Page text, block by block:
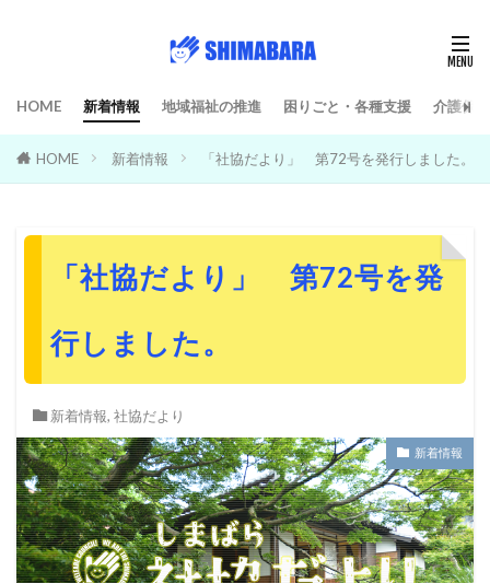
HOME 新着情報 地域福祉の推進 困りごと・各種支援 介護保
HOME 新着情報 「社協だより」 第72号を発行しました。
「社協だより」 第72号を発
行しました。
新着情報, 社協だより
新着情報